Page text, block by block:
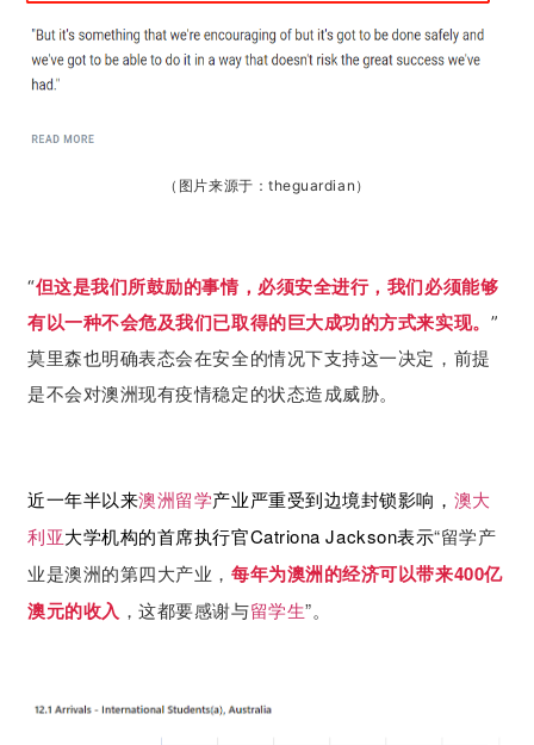
（ 图片来源于：theguardian ）
“但这是我们所鼓励的事情，必须安全进行，我们必须能够
有以一种不会危及我们已取得的巨大成功的方式来实现。 ”
莫里森也明确表态会在安全的情况下支持这一决定，前提
是不会对澳洲现有疫情稳定的状态造成威胁。
近一年半以来澳洲留学产业严重受到边境封锁影响， 澳大
利亚大学机构的首席执行官Catriona Jackson表示“留学产
业是澳洲的第四大产业， 每年为澳洲的经济可以带来400亿
澳元的收入 ，这都要感谢与留学生”。